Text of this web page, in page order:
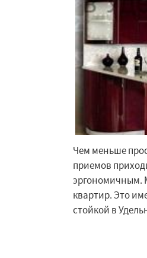
Чем меньше
приемов
эргономичным.
квартир. Это
стойкой в